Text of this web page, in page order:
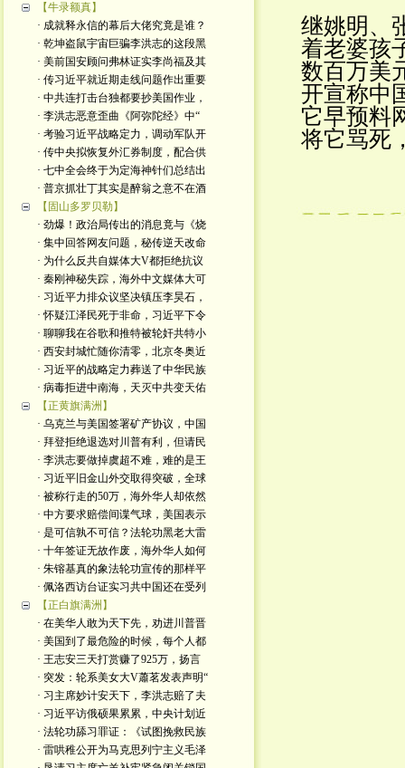
【牛录额真】
· 成就释永信的幕后大佬究竟是谁？
· 乾坤盗鼠宇宙巨骗李洪志的这段黑
· 美前国安顾问弗林证实李尚福及其
· 传习近平就近期走线问题作出重要
· 中共连打击台独都要抄美国作业，
· 李洪志恶意歪曲《阿弥陀经》中“
· 考验习近平战略定力，调动军队开
· 传中央拟恢复外汇券制度，配合供
· 七中全会终于为定海神针们总结出
· 普京抓壮丁其实是醉翁之意不在酒
【固山多罗贝勒】
· 劲爆！政治局传出的消息竟与《烧
· 集中回答网友问题，秘传逆天改命
· 为什么反共自媒体大V都拒绝抗议
· 秦刚神秘失踪，海外中文媒体大可
· 习近平力排众议坚决镇压李昊石，
· 怀疑江泽民死于非命，习近平下令
· 聊聊我在谷歌和推特被轮奸共特小
· 西安封城忙随你清零，北京冬奥近
· 习近平的战略定力葬送了中华民族
· 病毒拒进中南海，天灭中共变天佑
【正黄旗满洲】
· 乌克兰与美国签署矿产协议，中国
· 拜登拒绝退选对川普有利，但请民
· 李洪志要做掉虞超不难，难的是王
· 习近平旧金山外交取得突破，全球
· 被称行走的50万，海外华人却依然
· 中方要求赔偿间谍气球，美国表示
· 是可信孰不可信？法轮功黑老大雷
· 十年签证无故作废，海外华人如何
· 朱镕基真的象法轮功宣传的那样平
· 佩洛西访台证实习共中国还在受列
【正白旗满洲】
· 在美华人敢为天下先，劝进川普晋
· 美国到了最危险的时候，每个人都
· 王志安三天打赏赚了925万，扬言
· 突发：轮系美女大V蕭茗发表声明“
· 习主席妙计安天下，李洪志赔了夫
· 习近平访俄硕果累累，中央计划近
· 法轮功舔习罪证：《试图挽救民族
· 雷哄稚公开为马克思列宁主义毛泽
继姚明、
着老婆孩
数百万美
开宣称中
它早预料
将它骂死